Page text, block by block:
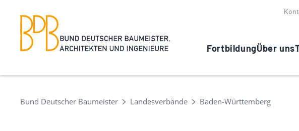
FortbildungÜber uns
Bund Deutscher Baumeister Landesverbände Baden-Württemberg